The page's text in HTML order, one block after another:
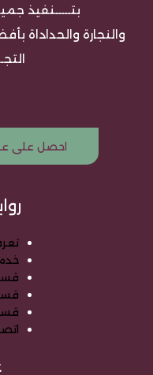
بتـــــنفيذ
والنجارة والحداداة
احصل على